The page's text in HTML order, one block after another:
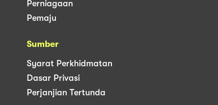
Perniagaan
Pemaju
Sumber
Syarat Perkhidmatan
Dasar Privasi
Perjanjian Tertunda